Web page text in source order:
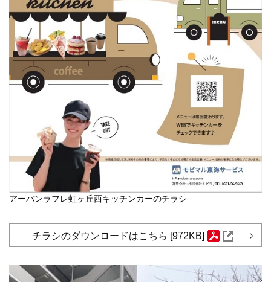
アーバンラフレ虹ヶ丘西キッチンカーのチラシ
チラシのダウンロードはこちら [972KB]